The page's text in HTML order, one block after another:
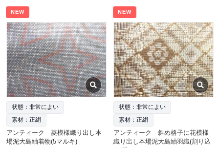
NEW
状態：非常によい
素材：正絹
アンティーク 菱模様織り出し本
場泥大島紬着物(5マルキ)
NEW
状態：非常によい
素材：正絹
アンティーク 斜め格子に花模様
織り出し本場泥大島紬羽織(割り込